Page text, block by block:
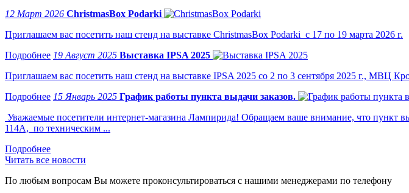
12 Март 2026 ChristmasBox Podarki
Приглашаем вас посетить наш стенд на выставке ChristmasBox Podarki с 17 по 19 марта 2026 г.
19 Август 2025 Выставка IPSA 2025
Приглашаем вас посетить наш стенд на выставке IPSA 2025 со 2 по 3 сентября 2025 г., МВЦ
15 Январь 2025 График работы пункта выдачи заказов.
Уважаемые посетители интернет-магазина Лампирида! Обращаем ваше внимание, что
114А, по техническим ...
Читать все новости
По любым вопросам Вы можете проконсультироваться с нашими менеджерами по телефону